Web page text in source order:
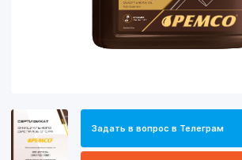
Задать в вопрос в Телеграм